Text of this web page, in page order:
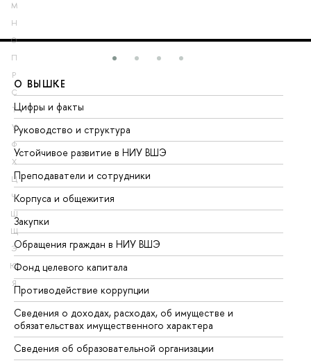
М
Н
О
П
Р
С
Т
У
Ф
Х
Ц
Ч
Ш
Щ
Э
Ю
Я
О ВЫШКЕ
Цифры и факты
Руководство и структура
Устойчивое развитие в НИУ ВШЭ
Преподаватели и сотрудники
Корпуса и общежития
Закупки
Обращения граждан в НИУ ВШЭ
Фонд целевого капитала
Противодействие коррупции
Сведения о доходах, расходах, об имуществе и
обязательствах имущественного характера
Сведения об образовательной организации